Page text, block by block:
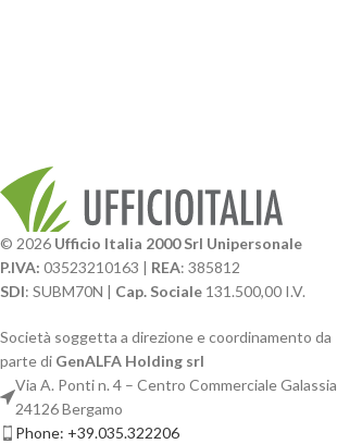
© 2026 Ufficio Italia 2000 Srl Unipersonale
P.IVA: 03523210163 | REA: 385812
SDI: SUBM70N | Cap. Sociale 131.500,00 I.V.
Società soggetta a direzione e coordinamento da
parte di GenALFA Holding srl
Via A. Ponti n. 4 – Centro Commerciale Galassia
24126 Bergamo
Phone: +39.035.322206